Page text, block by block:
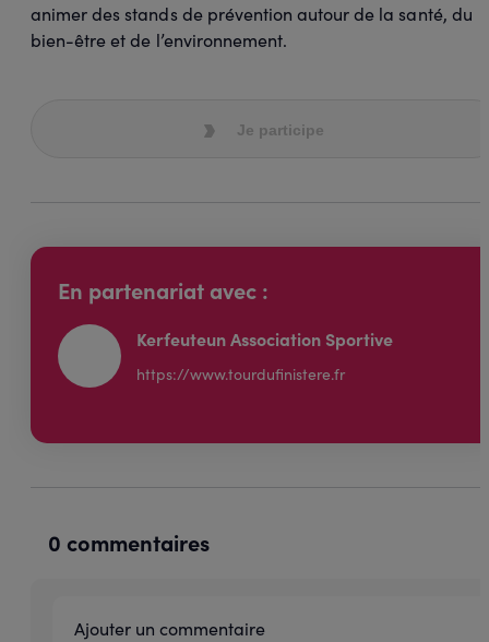
animer des stands de prévention autour de la santé, du
bien-être et de l’environnement.
Je participe
0 commentaires
En partenariat avec :
Kerfeuteun Association Sportive
https://www.tourdufinistere.fr